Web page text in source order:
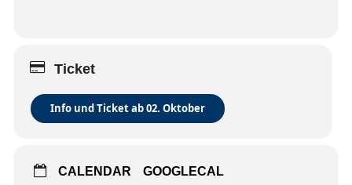
Ticket
Info und Ticket ab 02. Oktober
CALENDAR GOOGLECAL